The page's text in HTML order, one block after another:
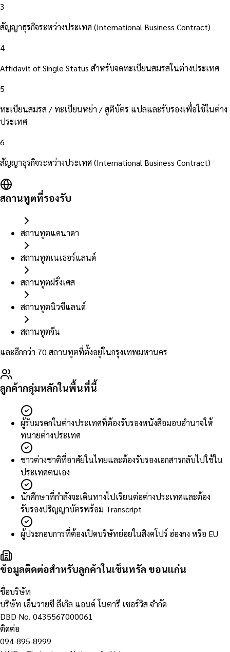
3
สัญญาธุรกิจระหว่างประเทศ (International Business Contract)
4
Affidavit of Single Status สำหรับจดทะเบียนสมรสในต่างประเทศ
5
ทะเบียนสมรส / ทะเบียนหย่า / สูติบัตร แปลและรับรองเพื่อใช้ในต่าง
ประเทศ
6
สัญญาธุรกิจระหว่างประเทศ (International Business Contract)
สถานทูตที่รองรับ
สถานทูตแคนาดา
สถานทูตเนเธอร์แลนด์
สถานทูตฝรั่งเศส
สถานทูตนิวซีแลนด์
สถานทูตจีน
และอีกกว่า 70 สถานทูตที่ตั้งอยู่ในกรุงเทพมหานคร
ลูกค้ากลุ่มหลักในพื้นที่นี้
ผู้รับมรดกในต่างประเทศที่ต้องรับรองหนังสือมอบอำนาจให้
ทนายต่างประเทศ
ชาวต่างชาติที่อาศัยในไทยและต้องรับรองเอกสารกลับไปใช้ใน
ประเทศตนเอง
นักศึกษาที่กำลังจะเดินทางไปเรียนต่อต่างประเทศและต้อง
รับรองปริญญาบัตรพร้อม Transcript
ผู้ประกอบการที่ต้องเปิดบริษัทย่อยในสิงคโปร์ ฮ่องกง หรือ EU
ข้อมูลติดต่อสำหรับลูกค้าในเซ็นทรัล ขอนแก่น
ชื่อบริษัท
บริษัท เอ็นวายซี ลีเกิล แอนด์ โนตารี เซอร์วิส จำกัด
DBD No. 0435567000061
ติดต่อ
094-895-8999